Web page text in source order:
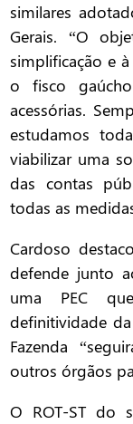
similares
Gerais. “O
simplificação e
o fisco
acessórias.
estudamos
viabilizar uma
das contas
todas as
Cardoso
defende junto
uma PEC
definitividade
Fazenda
outros órgãos
O ROT-ST do